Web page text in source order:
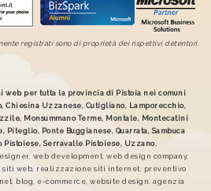
registrati sono di proprietà dei rispettivi detentori.
web per tutta la provincia di Pistoia nei comuni
Chiesina Uzzanese, Cutigliano, Lamporecchio,
Monsummano Terme, Montale, Montecatini
Piteglio, Ponte Buggianese, Quarrata, Sambuca
Pistoiese, Serravalle Pistoiese, Uzzano.
web development, web design company,
web, realizzazione siti internet, preventivo
blog, e-commerce, website design, agenzia